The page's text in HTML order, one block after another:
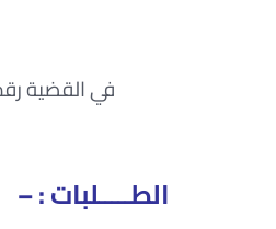
في القضية رقم ……… لسنة 2025 إيجارات
الطـــــلبات : –